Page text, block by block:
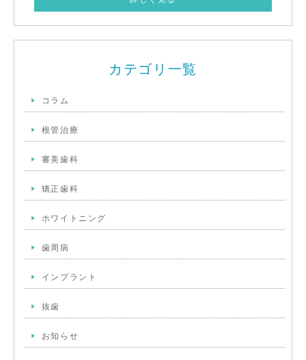
カテゴリ一覧
コラム
根管治療
審美歯科
矯正歯科
ホワイトニング
歯周病
インプラント
抜歯
お知らせ